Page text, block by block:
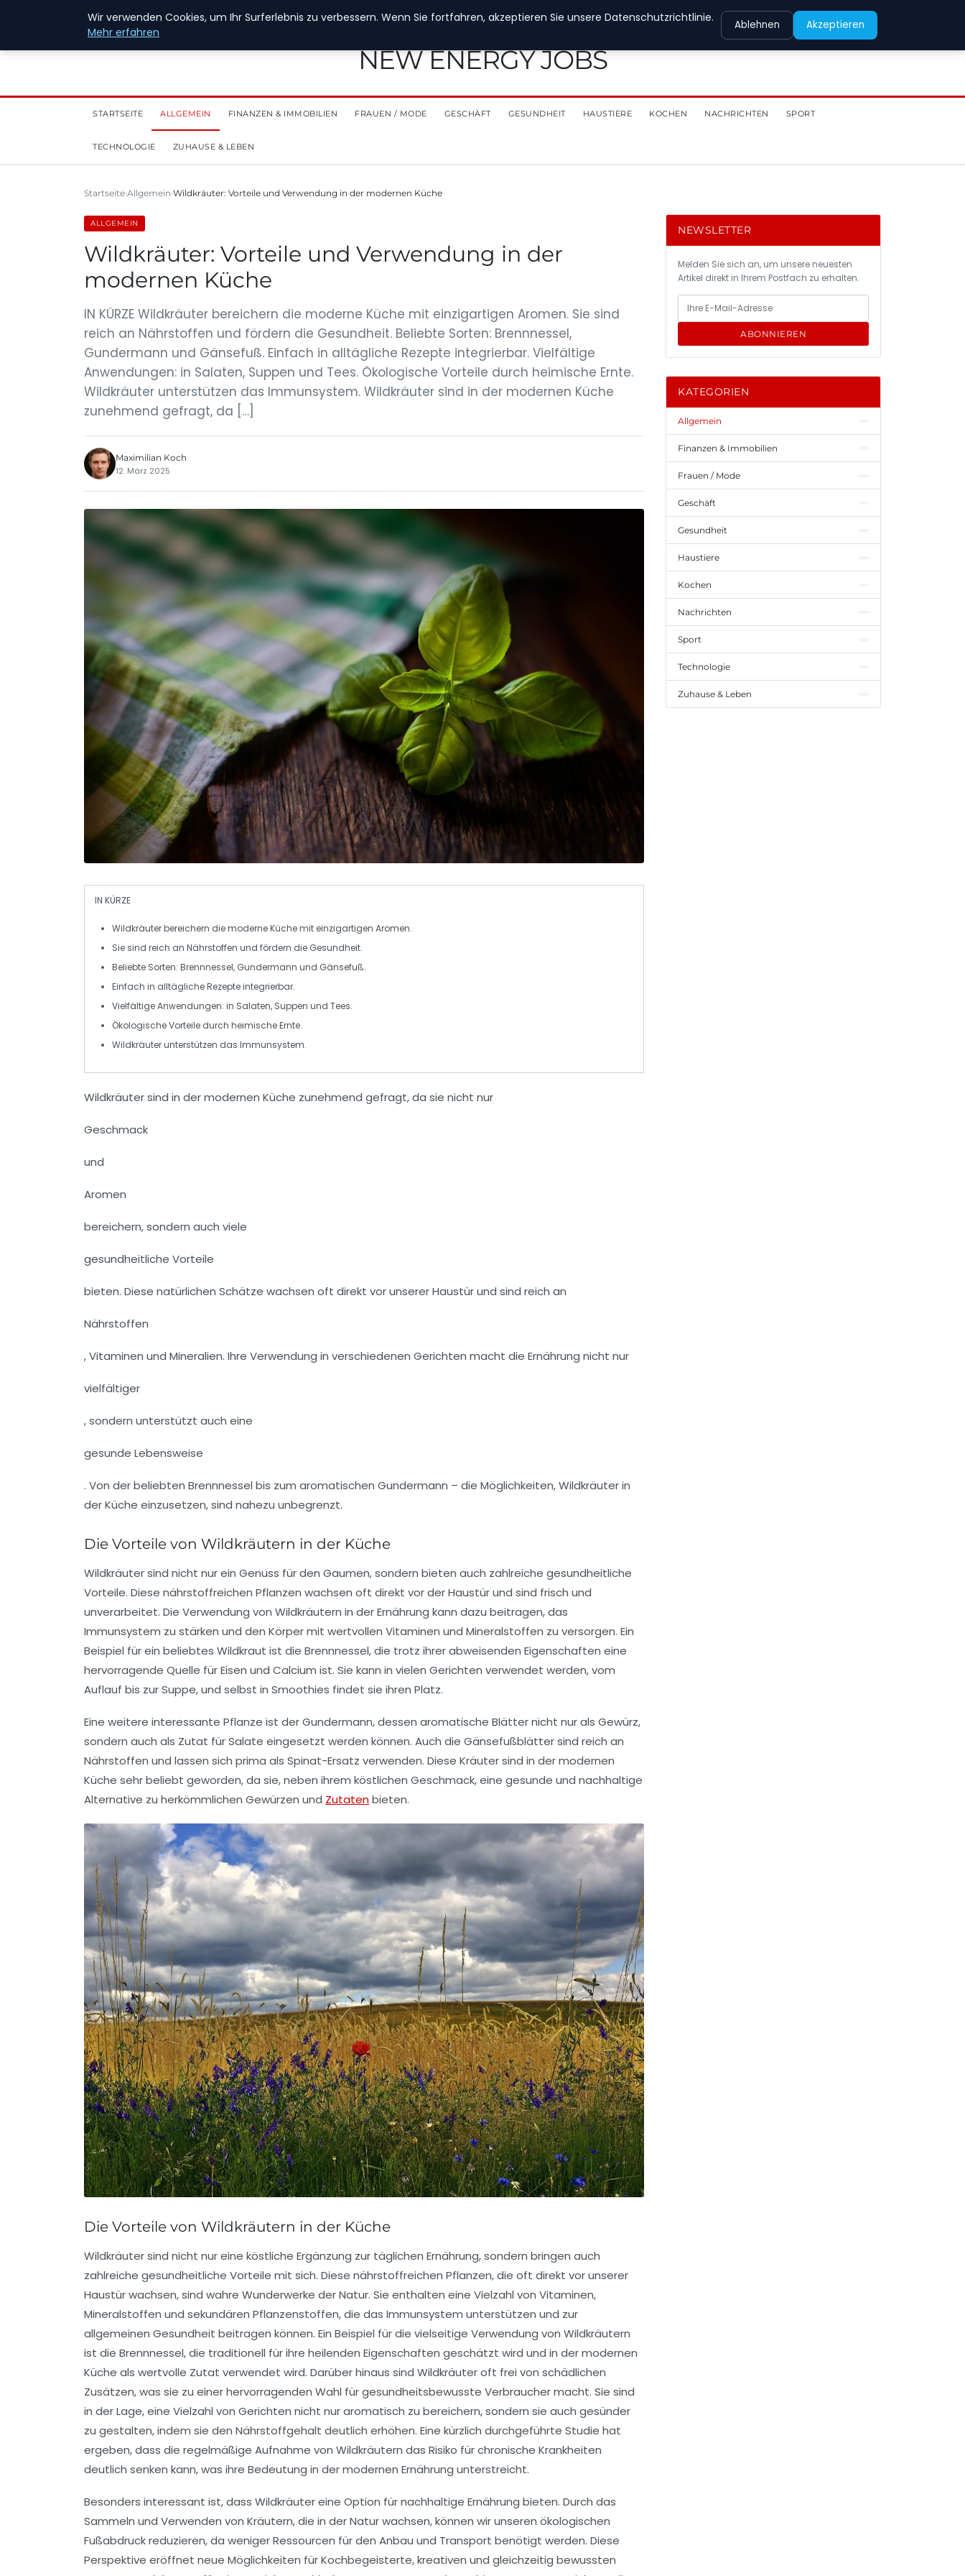
28. Juli 2026
NEW ENERGY JOBS
STARTSEITE ALLGEMEIN FINANZEN & IMMOBILIEN FRAUEN / MODE GESCHÄFT GESUNDHEIT HAUSTIERE KOCHEN NACHRICHTEN SPORT
TECHNOLOGIE ZUHAUSE & LEBEN
Startseite Allgemein Wildkräuter: Vorteile und Verwendung in der modernen Küche
ALLGEMEIN
Wildkräuter: Vorteile und Verwendung in der
modernen Küche
IN KÜRZE Wildkräuter bereichern die moderne Küche mit einzigartigen Aromen. Sie sind
reich an Nährstoffen und fördern die Gesundheit. Beliebte Sorten: Brennnessel,
Gundermann und Gänsefuß. Einfach in alltägliche Rezepte integrierbar. Vielfältige
Anwendungen: in Salaten, Suppen und Tees. Ökologische Vorteile durch heimische Ernte.
Wildkräuter unterstützen das Immunsystem. Wildkräuter sind in der modernen Küche
zunehmend gefragt, da […]
Maximilian Koch
12. März 2025
IN KÜRZE
Wildkräuterbereichern die moderne Küche mit einzigartigen Aromen.
Sie sind reich an Nährstoffen und fördern die Gesundheit.
Beliebte Sorten: Brennnessel, Gundermann und Gänsefuß.
Einfach in alltägliche Rezepteintegrierbar.
VielfältigeAnwendungen: in Salaten, Suppen und Tees.
Ökologische Vorteile durch heimische Ernte.
Wildkräuter unterstützen das Immunsystem.
Wildkräuter sind in der modernen Küche zunehmend gefragt, da sie nicht nur
Geschmack
und
Aromen
bereichern, sondern auch viele
gesundheitliche Vorteile
bieten. Diese natürlichen Schätze wachsen oft direkt vor unserer Haustür und sind reich an
Nährstoffen
, Vitaminen und Mineralien. Ihre Verwendung in verschiedenen Gerichten macht die Ernährung nicht nur
vielfältiger
, sondern unterstützt auch eine
gesunde Lebensweise
. Von der beliebten Brennnessel bis zum aromatischen Gundermann – die Möglichkeiten, Wildkräuter in
der Küche einzusetzen, sind nahezu unbegrenzt.
Die Vorteile von Wildkräutern in der Küche
Wildkräuter sind nicht nur ein Genuss für den Gaumen, sondern bieten auch zahlreiche gesundheitliche
Vorteile. Diese nährstoffreichen Pflanzen wachsen oft direkt vor der Haustür und sind frisch und
unverarbeitet. Die Verwendung von Wildkräutern in der Ernährung kann dazu beitragen, das
Immunsystem zu stärken und den Körper mit wertvollen Vitaminen und Mineralstoffen zu versorgen. Ein
Beispiel für ein beliebtes Wildkraut ist die Brennnessel, die trotz ihrer abweisenden Eigenschaften eine
hervorragende Quelle für Eisen und Calcium ist. Sie kann in vielen Gerichten verwendet werden, vom
Auflauf bis zur Suppe, und selbst in Smoothies findet sie ihren Platz.
Eine weitere interessante Pflanze ist derGundermann, dessen aromatische Blätter nicht nur als Gewürz,
sondern auch als Zutat für Salate eingesetzt werden können. Auch die Gänsefußblättersind reich an
Nährstoffen und lassen sich prima als Spinat-Ersatz verwenden. Diese Kräuter sind in der modernen
Küche sehr beliebt geworden, da sie, neben ihrem köstlichen Geschmack, eine gesunde und nachhaltige
Alternative zu herkömmlichen Gewürzen und Zutatenbieten.
Die Vorteile von Wildkräutern in der Küche
Wildkräuter sind nicht nur eine köstliche Ergänzung zur täglichen Ernährung, sondern bringen auch
zahlreiche gesundheitliche Vorteile mit sich. Diese nährstoffreichen Pflanzen, die oft direkt vor unserer
Haustür wachsen, sind wahre Wunderwerke der Natur. Sie enthalten eine Vielzahl von Vitaminen,
Mineralstoffen und sekundären Pflanzenstoffen, die das Immunsystem unterstützen und zur
allgemeinen Gesundheit beitragen können. Ein Beispiel für die vielseitige Verwendung von Wildkräutern
ist die Brennnessel, die traditionell für ihre heilenden Eigenschaften geschätzt wird und in der modernen
Küche als wertvolle Zutat verwendet wird. Darüber hinaus sind Wildkräuter oft frei von schädlichen
Zusätzen, was sie zu einer hervorragenden Wahl für gesundheitsbewusste Verbraucher macht. Sie sind
in der Lage, eine Vielzahl von Gerichten nicht nur aromatisch zu bereichern, sondern sie auch gesünder
zu gestalten, indem sie den Nährstoffgehalt deutlich erhöhen. Eine kürzlich durchgeführte Studie hat
ergeben, dass die regelmäßige Aufnahme von Wildkräutern das Risiko für chronische Krankheiten
deutlich senken kann, was ihre Bedeutung in der modernen Ernährung unterstreicht.
Besonders interessant ist, dass Wildkräuter eine Option für nachhaltige Ernährung bieten. Durch das
Sammeln und Verwenden von Kräutern, die in der Natur wachsen, können wir unseren ökologischen
Fußabdruck reduzieren, da weniger Ressourcen für den Anbau und Transport benötigt werden. Diese
Perspektive eröffnet neue Möglichkeiten für Kochbegeisterte, kreativen und gleichzeitig bewussten
NEWSLETTER
Melden Sie sich an, um unsere neuesten
Artikel direkt in Ihrem Postfach zu erhalten.
ABONNIEREN
KATEGORIEN
Allgemein
Finanzen & Immobilien
Frauen / Mode
Geschäft
Gesundheit
Haustiere
Kochen
Nachrichten
Sport
Technologie
Zuhause & Leben
Wir verwenden Cookies, um Ihr Surferlebnis zu verbessern. Wenn Sie fortfahren, akzeptieren Sie unsere Datenschutzrichtlinie.
Mehr erfahren
Ablehnen Akzeptieren